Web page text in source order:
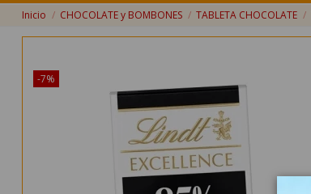
Inicio CHOCOLATE y BOMBONES TABLETA CHOCOLATE
-7%